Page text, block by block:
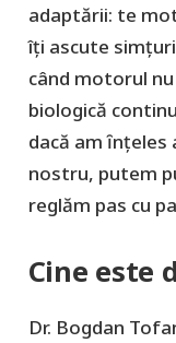
adaptării: te
îți ascute
când motorul
biologică
dacă am ȋnţeles
nostru, putem
reglăm pas cu
Cine este
Dr. Bogdan